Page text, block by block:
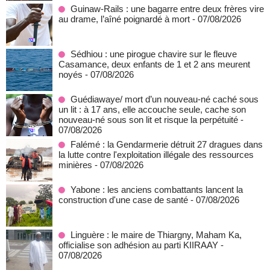
Guinaw-Rails : une bagarre entre deux frères vire
au drame, l’aîné poignardé à mort - 07/08/2026
Sédhiou : une pirogue chavire sur le fleuve
Casamance, deux enfants de 1 et 2 ans meurent
noyés - 07/08/2026
Guédiawaye/ mort d’un nouveau-né caché sous
un lit : à 17 ans, elle accouche seule, cache son
nouveau-né sous son lit et risque la perpétuité -
07/08/2026
Falémé : la Gendarmerie détruit 27 dragues dans
la lutte contre l'exploitation illégale des ressources
minières - 07/08/2026
Yabone : les anciens combattants lancent la
construction d'une case de santé - 07/08/2026
Linguère : le maire de Thiargny, Maham Ka,
officialise son adhésion au parti KIIRAAY -
07/08/2026